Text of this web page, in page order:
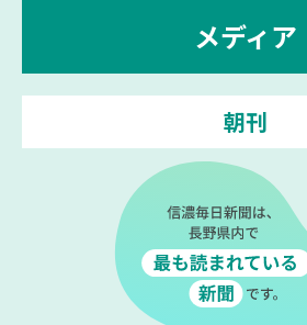
メディア
朝刊